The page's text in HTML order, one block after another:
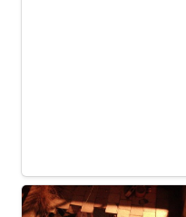
Bomberos de LPA en